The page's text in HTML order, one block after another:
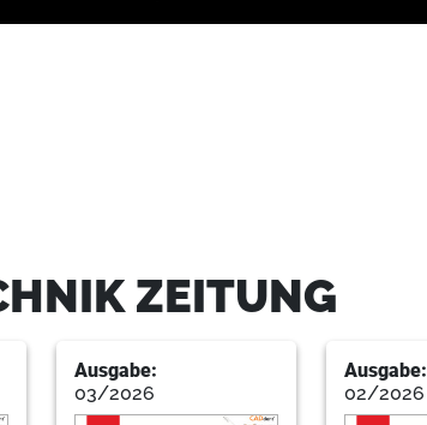
abonnieren!
ZEITUNG
Ausgabe:
03/2026
Ausgabe:
02/2026